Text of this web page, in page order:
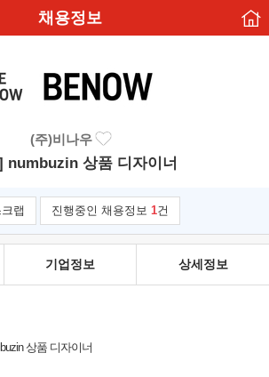
채용정보
(주)비나우
numbuzin 상품 디자이너
랩 진행중인 채용정보 1건
기업정보 상세정보
상품 디자이너